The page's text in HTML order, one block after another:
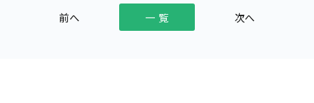
一 覧